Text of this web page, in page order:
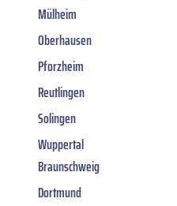
Mülheim
Oberhausen
Pforzheim
Reutlingen
Solingen
Wuppertal
Braunschweig
Dortmund